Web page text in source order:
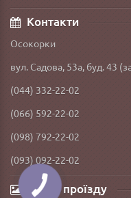
Контакти
Осокорки
вул. Садова, 53а, буд. 43
(044) 332-22-02
(066) 592-22-02
(098) 792-22-02
(093) 092-22-02
Карта проїзду